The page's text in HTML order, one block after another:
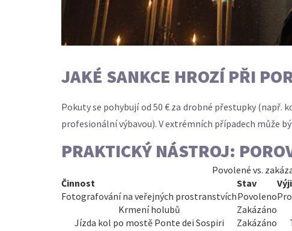
JAKÉ SANKCE HROZÍ PŘI
Pokuty se pohybují od 50 € za drobné přestupky (např.
profesionální výbavou). V extrémních případech může
PRAKTICKÝ NÁSTROJ:
Povolené vs.
Činnost
Stav
Fotografování na veřejných prostranstvíchPovoleno
Krmení holubů
Zakázáno
Jízda kol po mostě Ponte dei Sospiri
Zakázáno